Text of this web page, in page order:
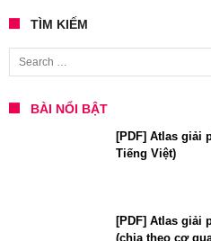
TÌM KIẾM
Search for:
BÀI NỔI BẬT
[PDF] Atlas giải
Tiếng Việt)
[PDF] Atlas giải
(chia theo cơ